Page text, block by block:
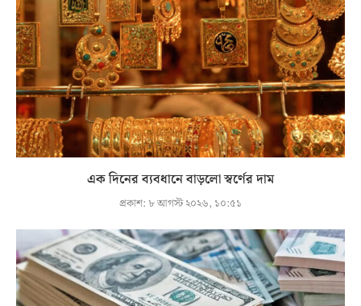
এক দিনের ব্যবধানে বাড়লো স্বর্ণের দাম
প্রকাশ: ৮ আগস্ট ২০২৬, ১০:৫১